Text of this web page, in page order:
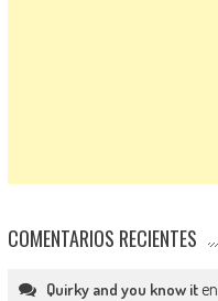
COMENTARIOS RECIENTES
Quirky and you know iten